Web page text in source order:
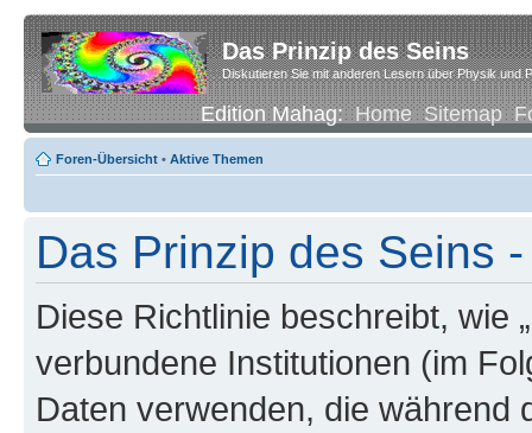
Das Prinzip des Seins
Diskutieren Sie mit anderen Lesern über Physik und
Edition Mahag:Home Sitemap
Foren-Übersicht • Aktive Themen
Das Prinzip des Seins
Diese Richtlinie beschreibt, wie
verbundene Institutionen (im
Daten verwenden, die während